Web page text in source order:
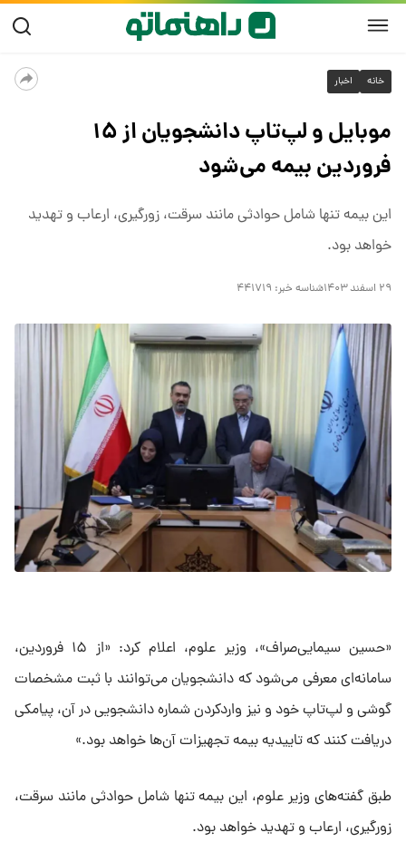
خانه اخبار
موبایل و لپ‌تاپ دانشجویان از ۱۵
فروردین بیمه می‌شود
این بیمه تنها شامل حوادثی مانند سرقت، زورگیری، ارعاب و تهدید
خواهد بود.
۲۹ اسفند ۱۴۰۳ شناسه خبر: ۴۴۱۷۱۹
«حسین سیمایی‌صراف»، وزیر علوم، اعلام کرد: «از ۱۵ فروردین،
سامانه‌ای معرفی می‌شود که دانشجویان می‌توانند با ثبت مشخصات
گوشی و لپ‌تاپ خود و نیز واردکردن شماره دانشجویی در آن، پیامکی
دریافت کنند که تاییدیه بیمه تجهیزات آن‌ها خواهد بود.»
طبق گفته‌های وزیر علوم، این بیمه تنها شامل حوادثی مانند سرقت،
زورگیری، ارعاب و تهدید خواهد بود.